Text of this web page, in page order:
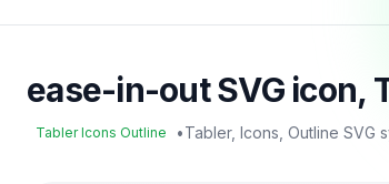
ease-in-out SVG icon,
Tabler Icons Outline •Tabler, Icons, Outline SVG